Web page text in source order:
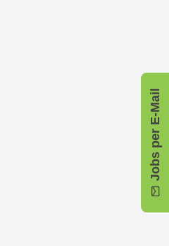
Jobs per E-Mail